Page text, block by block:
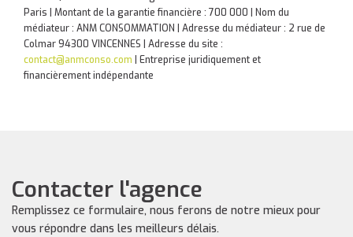
Paris | Montant de la garantie financière : 700 000 | Nom du
médiateur : ANM CONSOMMATION | Adresse du médiateur : 2 rue de
Colmar 94300 VINCENNES | Adresse du site :
contact@anmconso.com
Entreprise juridiquement et
financièrement indépendante
Contacter l'agence
Remplissez ce formulaire, nous ferons de notre mieux pour
vous répondre dans les meilleurs délais.